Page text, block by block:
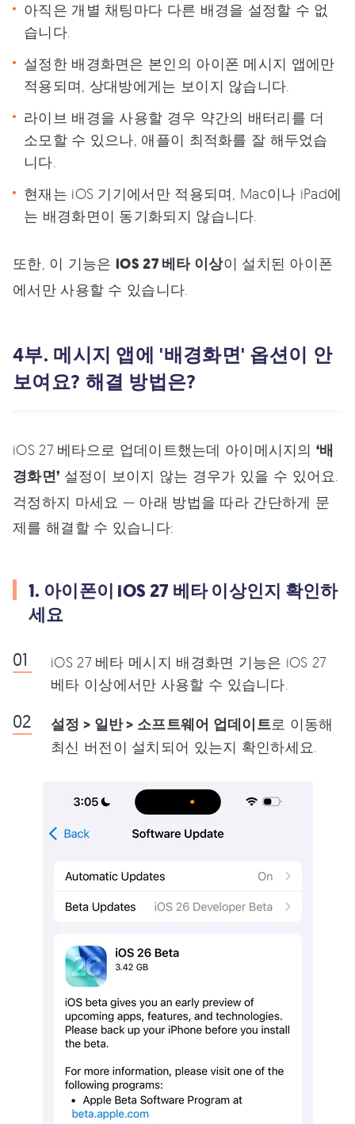
아직은 개별 채팅마다 다른 배경을 설정할 수 없
습니다.
설정한 배경화면은 본인의 아이폰 메시지 앱에만
적용되며, 상대방에게는 보이지 않습니다.
라이브 배경을 사용할 경우 약간의 배터리를 더
소모할 수 있으나, 애플이 최적화를 잘 해두었습
니다.
현재는 iOS 기기에서만 적용되며, Mac이나 iPad에
는 배경화면이 동기화되지 않습니다.
또한, 이 기능은 iOS 27 베타 이상이 설치된 아이폰
에서만 사용할 수 있습니다.
4부. 메시지 앱에 '배경화면' 옵션이 안
보여요? 해결 방법은?
iOS 27 베타으로 업데이트했는데 아이메시지의‘배
경화면’ 설정이 보이지 않는 경우가 있을 수 있어요.
걱정하지 마세요 — 아래 방법을 따라 간단하게 문
제를 해결할 수 있습니다:
1. 아이폰이 iOS 27 베타 이상인지 확인하
세요
iOS 27 베타 메시지 배경화면 기능은 iOS 27
베타 이상에서만 사용할 수 있습니다.
설정 > 일반 > 소프트웨어 업데이트로 이동해
최신 버전이 설치되어 있는지 확인하세요.